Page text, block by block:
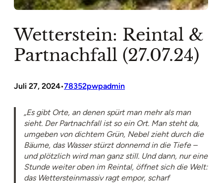
Wetterstein: Reintal &
Partnachfall (27.07.24)
Juli 27, 2024•78352pwpadmin
„Es gibt Orte, an denen spürt man mehr als man
sieht. Der Partnachfall ist so ein Ort. Man steht da,
umgeben von dichtem Grün, Nebel zieht durch die
Bäume, das Wasser stürzt donnernd in die Tiefe –
und plötzlich wird man ganz still. Und dann, nur eine
Stunde weiter oben im Reintal, öffnet sich die Welt:
das Wettersteinmassiv ragt empor, scharf